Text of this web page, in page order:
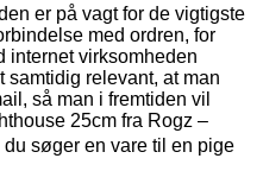
er på vagt for de vigtigste
med ordren, for
internet virksomheden
samtidig relevant, at man
så man i fremtiden vil
25cm fra Rogz –
du søger en vare til en pige